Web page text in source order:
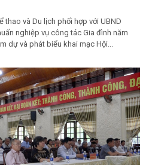
thao và Du lịch phối hợp với UBND
nghiệp vụ công tác Gia đình năm
dự và phát biểu khai mạc Hội...